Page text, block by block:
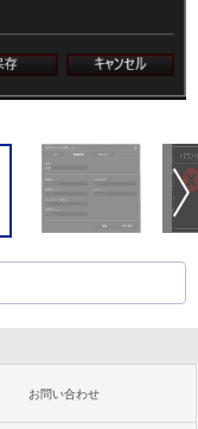
お問い合わせ